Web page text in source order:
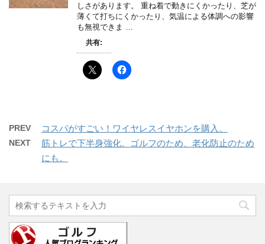
しさがあります。 重ね着で動きにくかったり、芝が
薄くて打ちにくかったり、気温による体調への影響
も無視できま …
共有:
PREV コスパがすごい！ワイヤレスイヤホンを購入。
NEXT
筋トレで下半身強化。ゴルフのため、老化防止のため
にも。